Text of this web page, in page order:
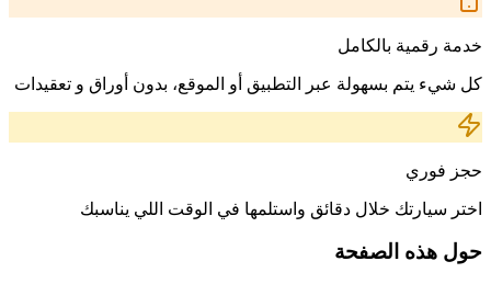
خدمة رقمية بالكامل
كل شيء يتم بسهولة عبر التطبيق أو الموقع، بدون أوراق و تعقيدات
حجز فوري
اختر سيارتك خلال دقائق واستلمها في الوقت اللي يناسبك
حول هذه الصفحة